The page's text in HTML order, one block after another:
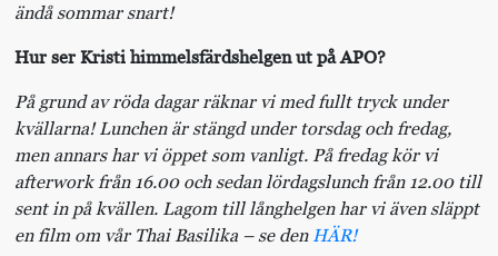
ändå sommar snart!
Hur ser Kristi himmelsfärdshelgen ut på APO?
På grund av röda dagar räknar vi med fullt tryck under
kvällarna! Lunchen är stängd under torsdag och fredag,
men annars har vi öppet som vanligt. På fredag kör vi
afterwork från 16.00 och sedan lördagslunch från 12.00 till
sent in på kvällen. Lagom till långhelgen har vi även släppt
en film om vår Thai Basilika – se den HÄR!